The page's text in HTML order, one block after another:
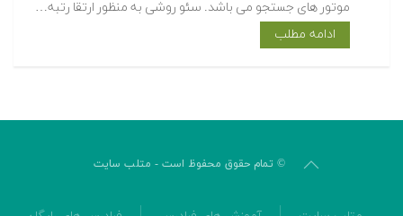
موتور های جستجو می باشد. سئو روشی به منظور ارتقا رتبه…
ادامه مطلب
© تمام حقوق محفوظ است - متلب سایت